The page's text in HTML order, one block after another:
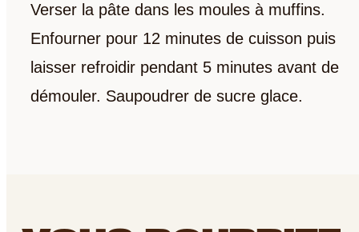
Verser la pâte dans les moules à muffins.
Enfourner pour 12 minutes de cuisson puis
laisser refroidir pendant 5 minutes avant de
démouler. Saupoudrer de sucre glace.